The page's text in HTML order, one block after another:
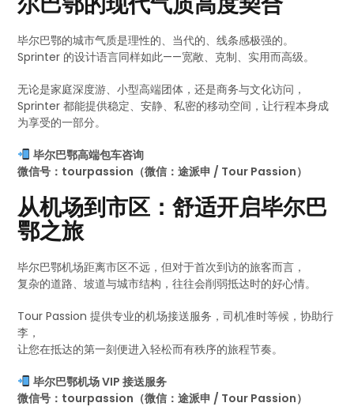
毕尔巴鄂的城市气质是理性的、当代的、线条感极强的。
Sprinter 的设计语言同样如此——宽敞、克制、实用而高级。
无论是家庭深度游、小型高端团体，还是商务与文化访问，
Sprinter 都能提供稳定、安静、私密的移动空间，让行程本身成
为享受的一部分。
毕尔巴鄂高端包车咨询
微信号：tourpassion（微信：途派申 / Tour Passion）
从机场到市区：舒适开启毕尔巴
鄂之旅
毕尔巴鄂机场距离市区不远，但对于首次到访的旅客而言，
复杂的道路、坡道与城市结构，往往会削弱抵达时的好心情。
Tour Passion 提供专业的机场接送服务，司机准时等候，协助行
李，
让您在抵达的第一刻便进入轻松而有秩序的旅程节奏。
毕尔巴鄂机场 VIP 接送服务
微信号：tourpassion（微信：途派申 / Tour Passion）